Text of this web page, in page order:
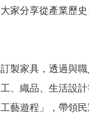
家分享從產業歷
製家具，透過與
、織品、生活設
藝遊程」，帶領